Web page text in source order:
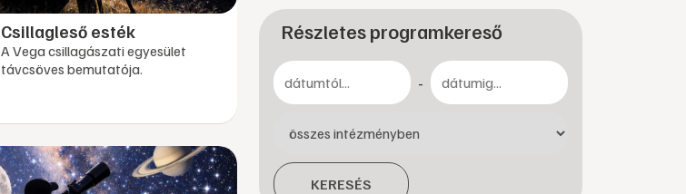
Csillagleső esték
A Vega csillagászati egyesület
távcsöves bemutatója.
Részletes programkereső
-
KERESÉS